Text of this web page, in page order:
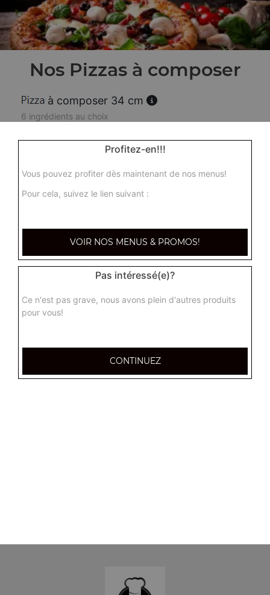
Nos Pizzas à composer
à composer 34 cm
6 ingrédients au choix
Calzone à composer 34 cm
6 ingrédients au choix
Profitez-en!!!
Vous pouvez profiter dès maintenant de nos menus!
Pour cela, suivez le lien suivant :
VOIR NOS MENUS & PROMOS!
Pas intéressé(e)?
Ce n'est pas grave, nous avons plein d'autres produits
pour vous!
CONTINUEZ